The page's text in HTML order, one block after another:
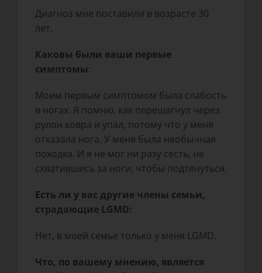
Диагноз мне поставили в возрасте 30
лет.
Каковы были ваши первые
симптомы:
Моим первым симптомом была слабость
в ногах. Я помню, как перешагнул через
рулон ковра и упал, потому что у меня
отказала нога. У меня была необычная
походка. И я не мог ни разу сесть, не
схватившись за ноги, чтобы подтянуться.
Есть ли у вас другие члены семьи,
страдающие LGMD:
Нет, в моей семье только у меня LGMD.
Что, по вашему мнению, является